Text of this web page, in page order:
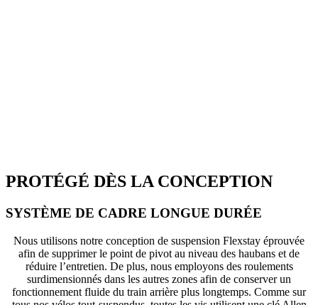
PROTÉGÉ DÈS LA CONCEPTION
SYSTÈME DE CADRE LONGUE DURÉE
Nous utilisons notre conception de suspension Flexstay éprouvée
afin de supprimer le point de pivot au niveau des haubans et de
réduire l’entretien. De plus, nous employons des roulements
surdimensionnés dans les autres zones afin de conserver un
fonctionnement fluide du train arrière plus longtemps. Comme sur